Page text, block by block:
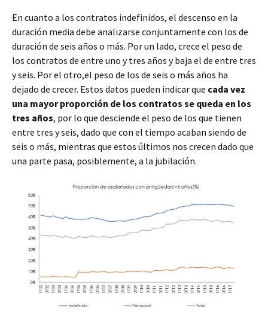
En cuanto a los contratos indefinidos, el descenso en la
duración media debe analizarse conjuntamente con los de
duración de seis años o más. Por un lado, crece el peso de
los contratos de entre uno y tres años y baja el de entre tres
y seis. Por el otro,el peso de los de seis o más años ha
dejado de crecer. Estos datos pueden indicar que cada vez
una mayor proporción de los contratos se queda en los
tres años, por lo que desciende el peso de los que tienen
entre tres y seis, dado que con el tiempo acaban siendo de
seis o más, mientras que estos últimos nos crecen dado que
una parte pasa, posiblemente, a la jubilación.